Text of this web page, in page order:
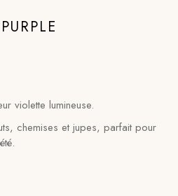
violette lumineuse.
chemises et jupes, parfait pour